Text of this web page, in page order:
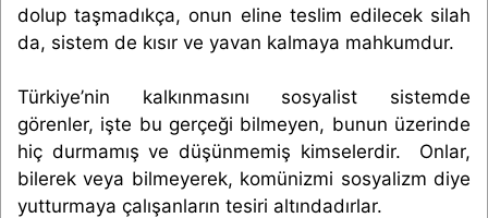
dolup taşmadıkça, onun eline teslim edilecek silah
da, sistem de kısır ve yavan kalmaya mahkumdur.
Türkiye’nin kalkınmasını sosyalist sistemde
görenler, işte bu gerçeği bilmeyen, bunun üzerinde
hiç durmamış ve düşünmemiş kimselerdir. Onlar,
bilerek veya bilmeyerek, komünizmi sosyalizm diye
yutturmaya çalışanların tesiri altındadırlar.